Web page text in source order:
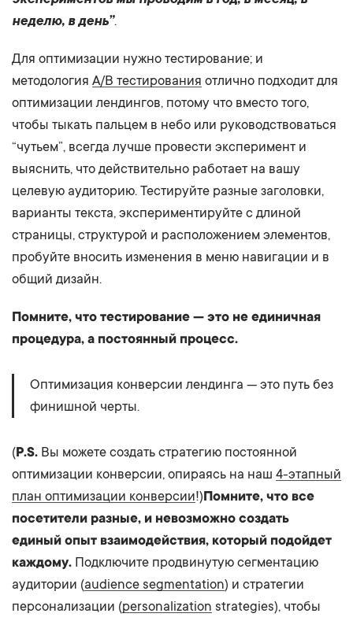
неделю, в день”.
Для оптимизации нужно тестирование; и
методология A/B тестирования отлично подходит для
оптимизации лендингов, потому что вместо того,
чтобы тыкать пальцем в небо или руководствоваться
“чутьем”, всегда лучше провести эксперимент и
выяснить, что действительно работает на вашу
целевую аудиторию. Тестируйте разные заголовки,
варианты текста, экспериментируйте с длиной
страницы, структурой и расположением элементов,
пробуйте вносить изменения в меню навигации и в
общий дизайн.
Помните, что тестирование — это не единичная
процедура, а постоянный процесс.
Оптимизация конверсии лендинга — это путь без
финишной черты.
(P.S. Вы можете создать стратегию постоянной
оптимизации конверсии, опираясь на наш 4-этапный
план оптимизации конверсии!)Помните, что все
посетители разные, и невозможно создать
единый опыт взаимодействия, который подойдет
каждому. Подключите продвинутую сегментацию
аудитории (audience segmentation) и стратегии
персонализации (personalization strategies), чтобы